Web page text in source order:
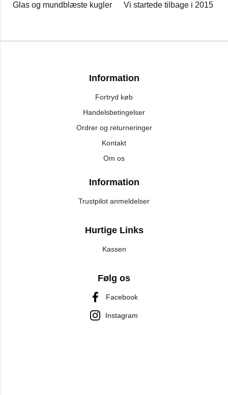
Glas og mundblæste kugler
Vi startede tilbage i 2015
Information
Fortryd køb
Handelsbetingelser
Ordrer og returneringer
Kontakt
Om os
Information
Trustpilot anmeldelser
Hurtige Links
Kassen
Følg os
Facebook
Instagram